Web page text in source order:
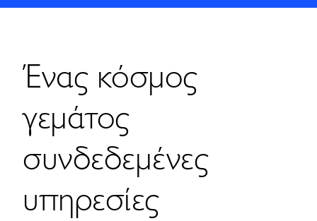
Ένας κόσμος
γεμάτος
συνδεδεμένες
υπηρεσίες